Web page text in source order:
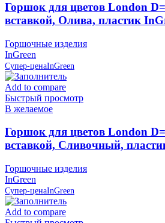
Горшок для цветов London
вставкой, Олива, пластик
Горшочные изделия
InGreen
Супер-ценаInGreen
Add to compare
Быстрый просмотр
В желаемое
Горшок для цветов London
вставкой, Сливочный,
Горшочные изделия
InGreen
Супер-ценаInGreen
Add to compare